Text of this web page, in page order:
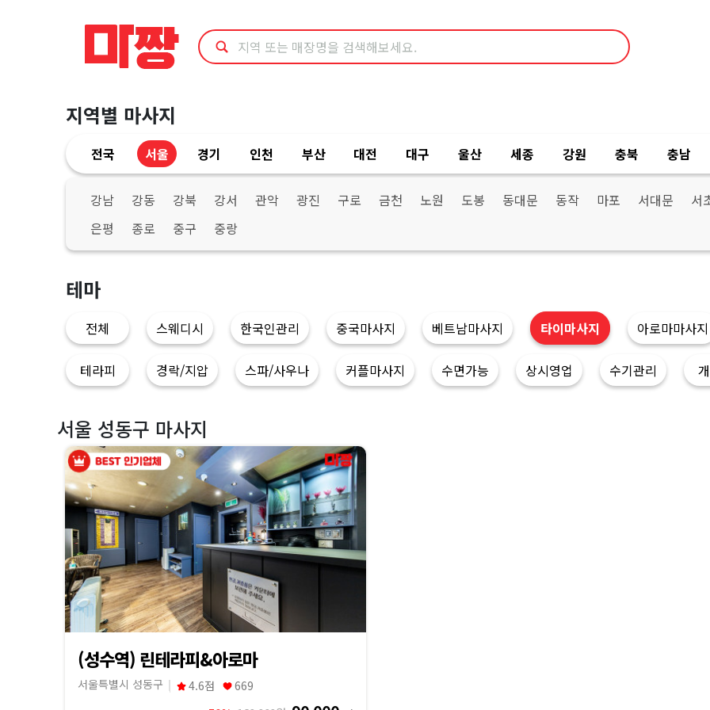
지역별 마사지
전국 서울 경기 인천 부산 대전 대구 울산 세종 강원 충북 충남
강남 강동 강북 강서 관악 광진 구로 금천 노원 도봉 동대문 동작 마포 서대문
서
은평
종로 중구 중랑
테마
전체 스웨디시 한국인관리 중국마사지 베트남마사지 타이마사지 아로마마사지
테라피 경락/지압 스파/사우나 커플마사지 수면가능 상시영업 수기관리
서울 성동구 마사지
(성수역) 린테라피&아로마
서울특별시 성동구 4.6점
669